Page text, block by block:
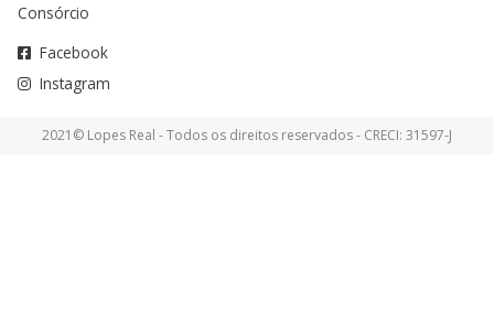
Consórcio
Facebook
Instagram
2021© Lopes Real - Todos os direitos reservados - CRECI: 31597-J